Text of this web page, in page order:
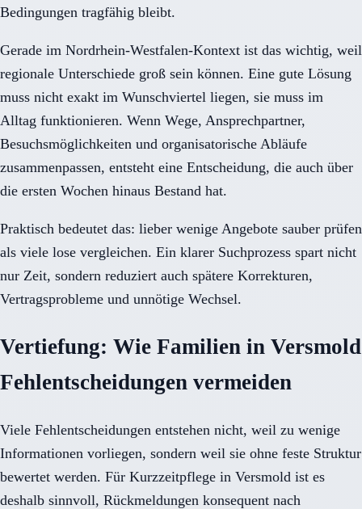
Bedingungen tragfähig bleibt.
Gerade im Nordrhein-Westfalen-Kontext ist das wichtig, weil
regionale Unterschiede groß sein können. Eine gute Lösung
muss nicht exakt im Wunschviertel liegen, sie muss im
Alltag funktionieren. Wenn Wege, Ansprechpartner,
Besuchsmöglichkeiten und organisatorische Abläufe
zusammenpassen, entsteht eine Entscheidung, die auch über
die ersten Wochen hinaus Bestand hat.
Praktisch bedeutet das: lieber wenige Angebote sauber prüfen
als viele lose vergleichen. Ein klarer Suchprozess spart nicht
nur Zeit, sondern reduziert auch spätere Korrekturen,
Vertragsprobleme und unnötige Wechsel.
Vertiefung: Wie Familien in Versmold
Fehlentscheidungen vermeiden
Viele Fehlentscheidungen entstehen nicht, weil zu wenige
Informationen vorliegen, sondern weil sie ohne feste Struktur
bewertet werden. Für Kurzzeitpflege in Versmold ist es
deshalb sinnvoll, Rückmeldungen konsequent nach